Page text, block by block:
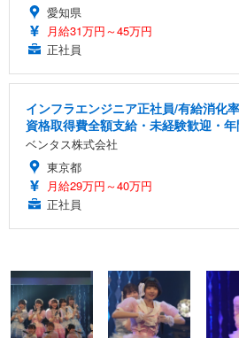
愛知県
月給31万円～45万円
正社員
インフラエンジニア正社員/有給消化
資格取得費全額支給・未経験歓迎・
ベンタス株式会社
東京都
月給29万円～40万円
正社員